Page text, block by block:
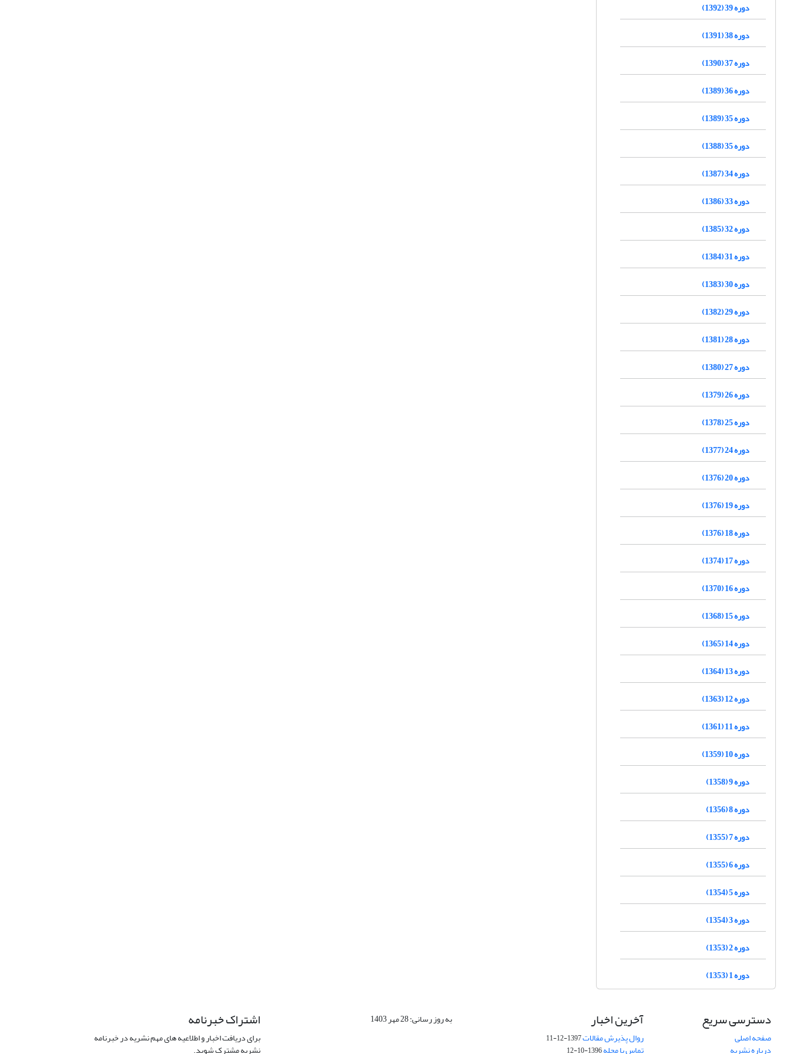
دوره 39 (1392)
دوره 38 (1391)
دوره 37 (1390)
دوره 36 (1389)
دوره 35 (1389)
دوره 35 (1388)
دوره 34 (1387)
دوره 33 (1386)
دوره 32 (1385)
دوره 31 (1384)
دوره 30 (1383)
دوره 29 (1382)
دوره 28 (1381)
دوره 27 (1380)
دوره 26 (1379)
دوره 25 (1378)
دوره 24 (1377)
دوره 20 (1376)
دوره 19 (1376)
دوره 18 (1376)
دوره 17 (1374)
دوره 16 (1370)
دوره 15 (1368)
دوره 14 (1365)
دوره 13 (1364)
دوره 12 (1363)
دوره 11 (1361)
دوره 10 (1359)
دوره 9 (1358)
دوره 8 (1356)
دوره 7 (1355)
دوره 6 (1355)
دوره 5 (1354)
دوره 3 (1354)
دوره 2 (1353)
دوره 1 (1353)
دسترسی سریع
صفحه اصلی
درباره نشریه
آخرین اخبار
روال پذیرش مقالات1397-12-11
تماس با مجله1396-10-12
به روز رسانی: 28 مهر 1403 اشتراک خبرنامه
برای دریافت اخبار و اطلاعیه های مهم نشریه در خبرنامه
نشریه مشترک شوید.